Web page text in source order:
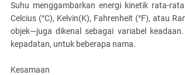
Suhu menggambarkan energi kinetik rata-
Celcius (°C), Kelvin(K), Fahrenheit (°F), atau
objek—juga dikenal sebagai variabel
kepadatan, untuk beberapa nama.
Kesamaan